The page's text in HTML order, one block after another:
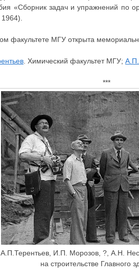
«Сборник задач и упражнений по
факультете МГУ открыта
. Химический факультет МГУ;
***
А.П.Терентьев, И.П. Морозов, ?, А.Н.
на строительстве Главного